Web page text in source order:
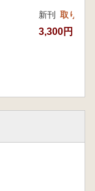
新刊 取り寄せ
3,300円